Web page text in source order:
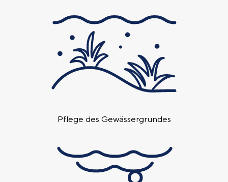
Pflege des Gewässer­grundes